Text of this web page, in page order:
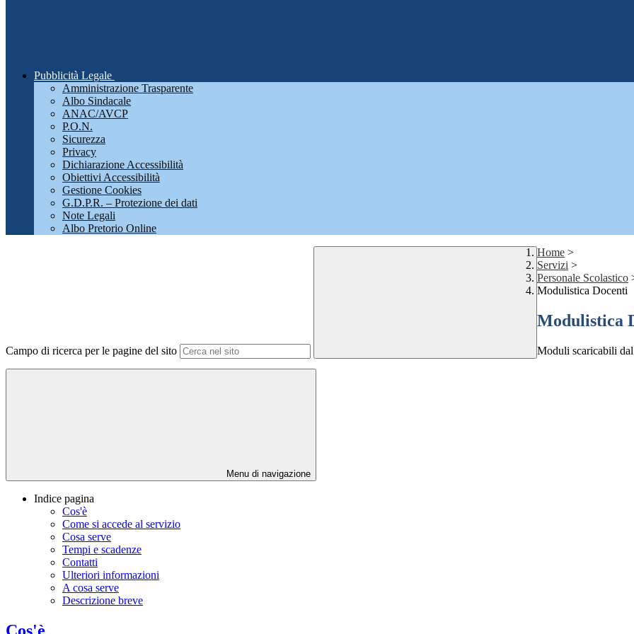
Pubblicità Legale
Amministrazione Trasparente
Albo Sindacale
ANAC/AVCP
P.O.N.
Sicurezza
Privacy
Dichiarazione Accessibilità
Obiettivi Accessibilità
Gestione Cookies
G.D.P.R. – Protezione dei dati
Note Legali
Albo Pretorio Online
Campo di ricerca per le pagine del sito
Home >
Servizi >
Personale Scolastico
Modulistica Docenti
Modulistica
Moduli scaricabili
Menu di navigazione
Indice pagina
Cos'è
Come si accede al servizio
Cosa serve
Tempi e scadenze
Contatti
Ulteriori informazioni
A cosa serve
Descrizione breve